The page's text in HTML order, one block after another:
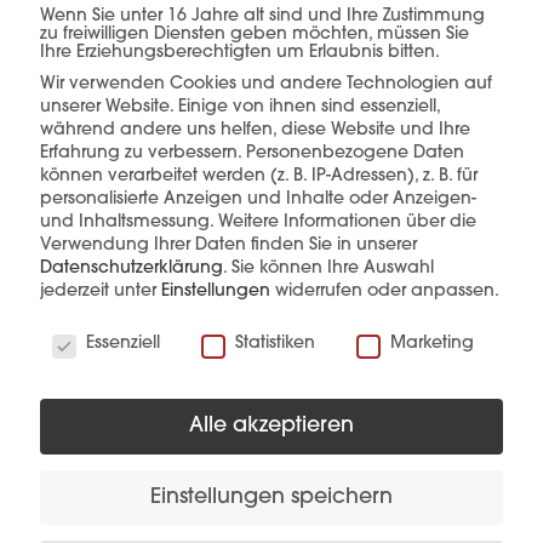
einer Hand.
mehr erfahren
Diese Produkte könnten Sie auch
Wenn Sie unter 16 Jahre alt sind und Ihre Zustimmung
zu freiwilligen Diensten geben möchten, müssen Sie
Ihre Erziehungsberechtigten um Erlaubnis bitten.
Wir verwenden Cookies und andere Technologien auf
unserer Website. Einige von ihnen sind essenziell,
während andere uns helfen, diese Website und Ihre
Erfahrung zu verbessern. Personenbezogene Daten
können verarbeitet werden (z. B. IP-Adressen), z. B. für
personalisierte Anzeigen und Inhalte oder Anzeigen-
und Inhaltsmessung. Weitere Informationen über die
Verwendung Ihrer Daten finden Sie in unserer
Datenschutzerklärung. Sie können Ihre Auswahl
jederzeit unter Einstellungen widerrufen oder anpassen.
Essenziell
Statistiken Marketing
Alle akzeptieren
Einstellungen speichern